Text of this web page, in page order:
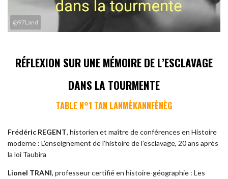
@97Land
RÉFLEXION SUR UNE MÉMOIRE DE L’ESCLAVAGE
DANS LA TOURMENTE
TABLE N°1 TAN LANMÈKANNFÈNÈG
Frédéric REGENT, historien et maître de conférences en Histoire
moderne : L’enseignement de l’histoire de l’esclavage, 20 ans après
la loi Taubira
Lionel TRANI, professeur certifié en histoire-géographie : Les